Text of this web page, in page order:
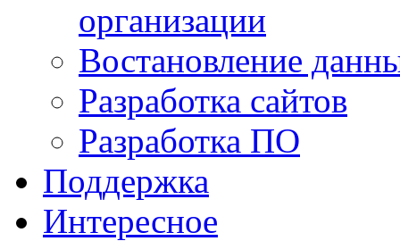
организации
Востановление
Разработка сайтов
Разработка ПО
Поддержка
Интересное